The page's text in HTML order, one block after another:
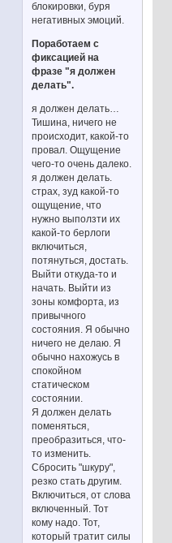
блокировки, буря
негативных эмоций.
Поработаем с
фиксацией на
фразе "я должен
делать".
я должен делать…
Тишина, ничего не
происходит, какой-то
провал. Ощущение
чего-то очень далеко.
я должен делать.
страх, зуд какой-то
ощущение, что
нужно выползти их
какой-то берлоги
включиться,
потянуться, достать.
Выйти откуда-то и
начать. Выйти из
зоны комфорта, из
привычного
состояния. Я обычно
ничего не делаю. Я
обычно нахожусь в
спокойном
статическом
состоянии.
Я должен делать
поменяться,
преобразиться, что-
то изменить.
Сбросить "шкуру",
резко стать другим.
Включиться, от слова
включенный. Тот
кому надо. Тот,
который тратит силы